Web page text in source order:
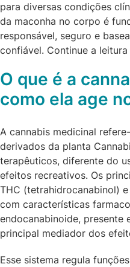
para diversas condições
da maconha no corpo é
responsável, seguro e
confiável. Continue a leitura
O que é a
como ela age
A cannabis medicinal
derivados da planta
terapêuticos, diferente do
efeitos recreativos. Os
THC (tetrahidrocanabinol)
com características
endocanabinoide, presente
principal mediador dos
Esse sistema regula